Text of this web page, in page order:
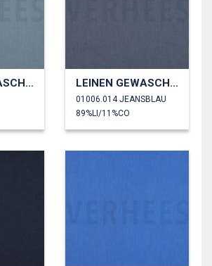
LEINEN GEWASCHEN 170 GM2 LEINEN GEWASCHEN 170 GM2
01006.014 JEANSBLAU
89%LI/11%CO